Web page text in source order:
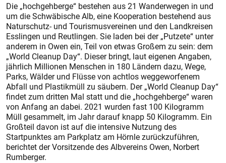
Die „hochgehberge“ bestehen aus 21 Wanderwegen in und
um die Schwäbische Alb, eine Kooperation bestehend aus
Naturschutz- und Tourismusvereinen und den Landkreisen
Esslingen und Reutlingen. Sie laden bei der „Putzete“ unter
anderem in Owen ein, Teil von etwas Großem zu sein: dem
„World Cleanup Day“. Dieser bringt, laut eigenen Angaben,
jährlich Millionen Menschen in 180 Ländern dazu, Wege,
Parks, Wälder und Flüsse von achtlos weggeworfenem
Abfall und Plastikmüll zu säubern. Der „World Cleanup Day“
findet zum dritten Mal statt und die „hochgehberge“ waren
von Anfang an dabei. 2021 wurden fast 100 Kilogramm
Müll gesammelt, im Jahr darauf knapp 50 Kilogramm. Ein
Großteil davon ist auf die intensive Nutzung des
Startpunktes am Parkplatz am Hörnle zurückzuführen,
berichtet der Vorsitzende des Albvereins Owen, Norbert
Rumberger.